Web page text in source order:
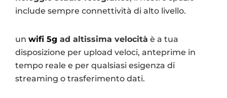
include sempre connettività di alto livello.
un wifi 5g ad altissima velocità è a tua
disposizione per upload veloci, anteprime in
tempo reale e per qualsiasi esigenza di
streaming o trasferimento dati.